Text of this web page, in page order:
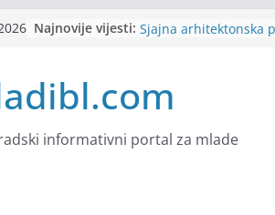
Najnovije vijesti: Alter Ego zapošljava
Veranda zapošljava
informativni portal za mlade